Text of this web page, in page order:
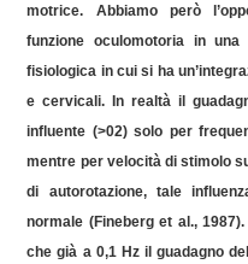
motrice. Abbiamo però
funzione oculomotoria in
fisiologica in cui si ha
e cervicali. In realtà il
influente (>02) solo per
mentre per velocità di stimolo
di autorotazione, tale
normale (Fineberget al., 1987).
che già a 0,1 Hz il guadagno